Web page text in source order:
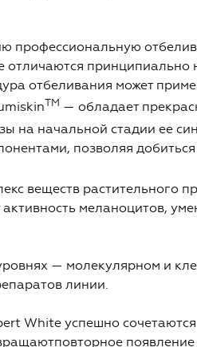
профессиональную
отличаются
отбеливания может
ТМ — обладает
на начальной стадии ее
позволяя
веществ растительного
меланоцитов,
— молекулярном и
линии.
White успешно